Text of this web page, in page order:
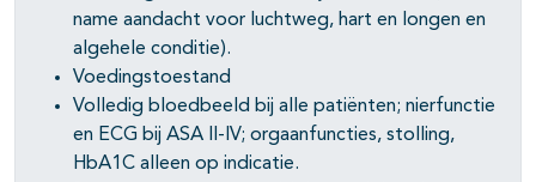
name aandacht voor luchtweg, hart en longen en
algehele conditie).
Voedingstoestand
Volledig bloedbeeld bij alle patiënten; nierfunctie
en ECG bij ASA II-IV; orgaanfuncties, stolling,
HbA1C alleen op indicatie.